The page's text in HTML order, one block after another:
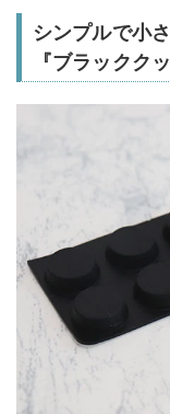
シンプルで小
『ブラックク